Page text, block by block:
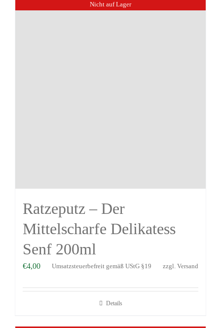
Nicht auf Lager
Ratzeputz – Der
Mittelscharfe Delikatess
Senf 200ml
€4,00 Umsatzsteuerbefreit gemäß UStG §19 zzgl. Versand
Details